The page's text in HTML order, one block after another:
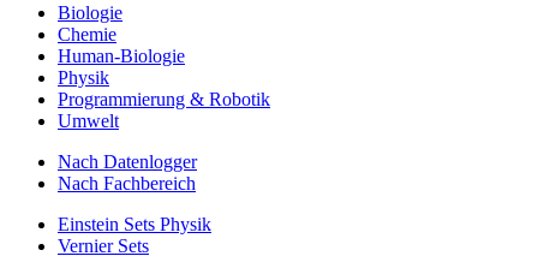
Biologie
Chemie
Human-Biologie
Physik
Programmierung & Robotik
Umwelt
Nach Datenlogger
Nach Fachbereich
Einstein Sets Physik
Vernier Sets